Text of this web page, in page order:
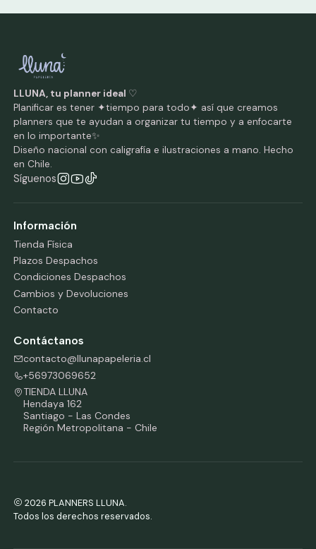
LLUNA, tu planner ideal ♡
Planificar es tener ✦tiempo para todo✦ así que creamos
planners que te ayudan a organizar tu tiempo y a enfocarte
en lo importante✨
Diseño nacional con caligrafía e ilustraciones a mano. Hecho
en Chile.
Síguenos
Información
Tienda Física
Plazos Despachos
Condiciones Despachos
Cambios y Devoluciones
Contacto
Contáctanos
contacto@llunapapeleria.cl
+56973069652
TIENDA LLUNA
Hendaya 162
Santiago - Las Condes
Región Metropolitana - Chile
2026 PLANNERS LLUNA.
Todos los derechos reservados.